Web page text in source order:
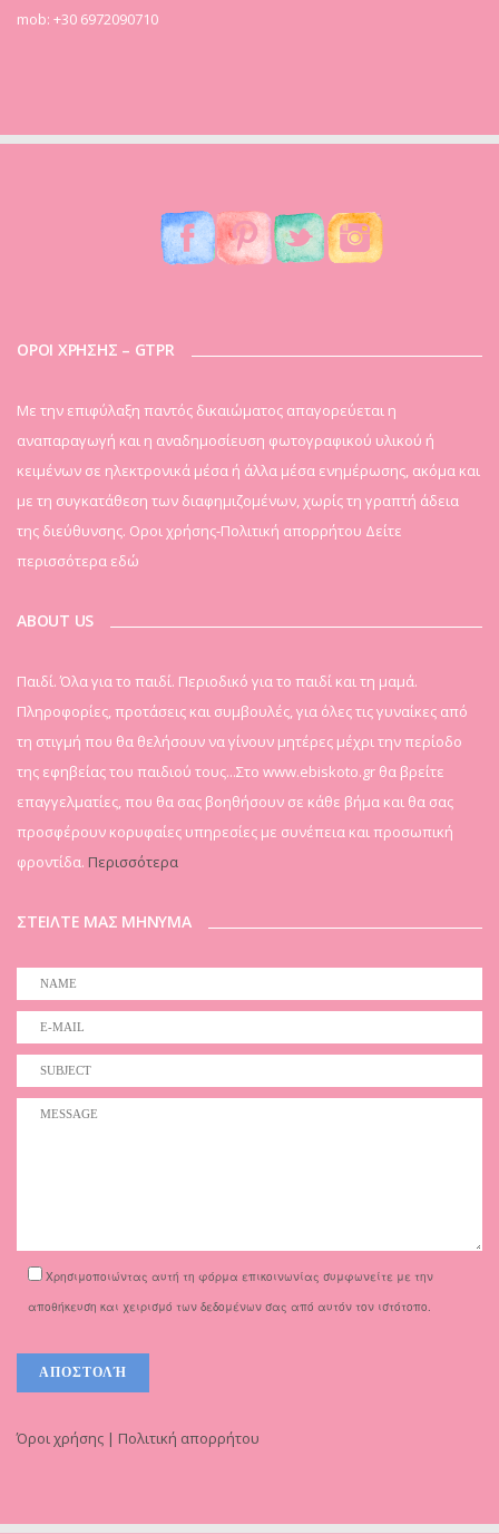
mob: +30 6972090710
ΟΡΟΙ ΧΡΗΣΗΣ – GTPR
Mε την επιφύλαξη παντός δικαιώματος απαγορεύεται η
αναπαραγωγή και η αναδημοσίευση φωτογραφικού υλικού ή
κειμένων σε ηλεκτρονικά μέσα ή άλλα μέσα ενημέρωσης, ακόμα και
με τη συγκατάθεση των διαφημιζομένων, χωρίς τη γραπτή άδεια
της διεύθυνσης. Οροι χρήσης-Πολιτική απορρήτου Δείτε
περισσότερα εδώ
ABOUT US
Παιδί. Όλα για το παιδί. Περιοδικό για το παιδί και τη μαμά.
Πληροφορίες, προτάσεις και συμβουλές, για όλες τις γυναίκες από
τη στιγμή που θα θελήσουν να γίνουν μητέρες μέχρι την περίοδο
της εφηβείας του παιδιού τους...Στο www.ebiskoto.gr θα βρείτε
επαγγελματίες, που θα σας βοηθήσουν σε κάθε βήμα και θα σας
προσφέρουν κορυφαίες υπηρεσίες με συνέπεια και προσωπική
φροντίδα. Περισσότερα
ΣΤΕΙΛΤΕ ΜΑΣ ΜΗΝΥΜΑ
Χρησιμοποιώντας αυτή τη φόρμα επικοινωνίας συμφωνείτε με την
αποθήκευση και χειρισμό των δεδομένων σας από αυτόν τον ιστότοπο.
Όροι χρήσης | Πολιτική απορρήτου